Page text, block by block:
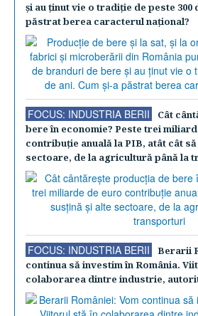
şi au ţinut vie o tradiţie de peste 300
păstrat berea caracterul naţional?
FOCUS: INDUSTRIA BERII
Cât
bere în economie? Peste trei
contribuţie anuală la PIB, atât cât
sectoare, de la agricultură până la
FOCUS: INDUSTRIA BERII
Berarii
continua să investim în România.
colaborarea dintre industrie,